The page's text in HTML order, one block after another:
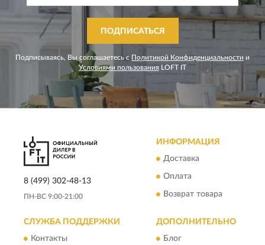
ПОДПИСАТЬСЯ
Подписываясь, Вы соглашаетесь с Политикой Конфиденциальности и
Условиями пользования LOFT IT
8 (499) 302-48-13
ПН-ВС 9:00-21:00
ИНФОРМАЦИЯ
Доставка
Оплата
Возврат товара
СЛУЖБА ПОДДЕРЖКИ
Контакты
ДОПОЛНИТЕЛЬНО
Блог